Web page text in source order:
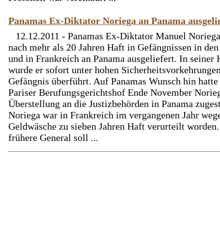
Panamas Ex-Diktator Noriega an Panama
12.12.2011 - Panamas Ex-Diktator Manuel
nach mehr als 20 Jahren Haft in Gefängnissen in
und in Frankreich an Panama ausgeliefert. In seiner
wurde er sofort unter hohen
Gefängnis überführt. Auf Panamas Wunsch hin hatte
Pariser Berufungsgerichtshof Ende November
Überstellung an die Justizbehörden in Panama
Noriega war in Frankreich im vergangenen Jahr
Geldwäsche zu sieben Jahren Haft verurteilt
frühere General soll ...